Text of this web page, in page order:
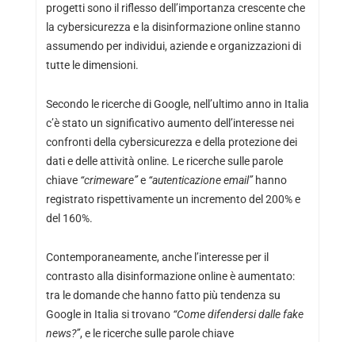
progetti sono il riflesso dell’importanza crescente che
la cybersicurezza e la disinformazione online stanno
assumendo per individui, aziende e organizzazioni di
tutte le dimensioni.
Secondo le ricerche di Google, nell’ultimo anno in Italia
c’è stato un significativo aumento dell’interesse nei
confronti della cybersicurezza e della protezione dei
dati e delle attività online. Le ricerche sulle parole
chiave “crimeware”e “autenticazione email”hanno
registrato rispettivamente un incremento del 200% e
del 160%.
Contemporaneamente, anche l’interesse per il
contrasto alla disinformazione online è aumentato:
tra le domande che hanno fatto più tendenza su
Google in Italia si trovano “Come difendersi dalle fake
news?”, e le ricerche sulle parole chiave